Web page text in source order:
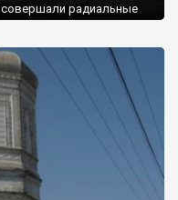
радиальные